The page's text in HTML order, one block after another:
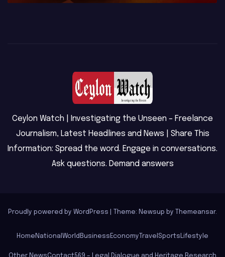
Ceylon Watch | Investigating the Unseen – Freelance
Journalism, Latest Headlines and News | Share This
Information: Spread the word. Engage in conversations.
Ask questions. Demand answers
Proudly powered by WordPress Theme: Newsup by Themeansar.
Home National World Business Economy Travel Sports Lifestyle